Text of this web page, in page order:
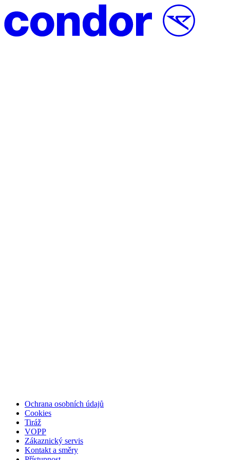
Ochrana osobních údajů
Cookies
Tiráž
VOPP
Zákaznický servis
Kontakt a směry